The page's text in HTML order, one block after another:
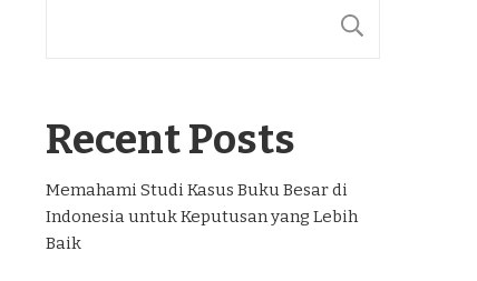
Recent Posts
Memahami Studi Kasus Buku Besar di
Indonesia untuk Keputusan yang Lebih
Baik